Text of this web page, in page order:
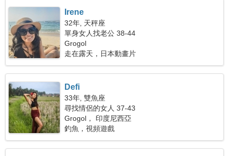
Irene
32年, 天秤座
單身女人找老公 38-44
Grogol
走在露天，日本動畫片
Defi
33年, 雙魚座
尋找情侶的女人 37-43
Grogol， 印度尼西亞
釣魚，視頻遊戲